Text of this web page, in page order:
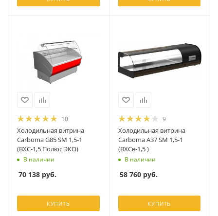
10
Холодильная витрина
Carboma G85 SM 1,5‑1
(ВХС‑1,5 Полюс ЭКО)
В наличии
70 138 руб.
КУПИТЬ
9
Холодильная витрина
Carboma A37 SM 1,5‑1
(ВХСв‑1,5 )
В наличии
58 760руб.
КУПИТЬ